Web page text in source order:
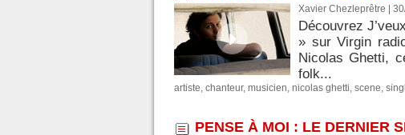
Xavier Chezleprêtre |
Découvrez
» sur Virgin
Nicolas Ghetti,
folk...
artiste, chanteur, musicien, nicolas ghetti, scene,
PENSE À MOI : LE DERNIER